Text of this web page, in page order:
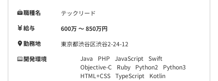
職種名
テックリード
給与
600万 〜 850万円
勤務地
東京都渋谷区渋谷2-24-12
開発環境
Java PHP JavaScript
Swift
Objective-C
Ruby Python2
Python3
HTML+CSS TypeScript
Kotlin